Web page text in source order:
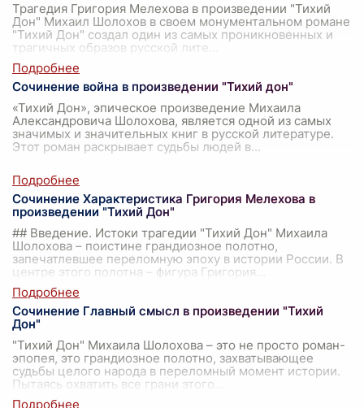
Трагедия Григория Мелехова в произведении "Тихий
Дон" Михаил Шолохов в своем монументальном романе
"Тихий Дон" создал один из самых проникновенных и
трагичных образов русской лите
Сочинение война в произведении "Тихий дон"
«Тихий Дон», эпическое произведение Михаила
Александровича Шолохова, является одной из самых
значимых и значительных книг в русской литературе.
Этот роман раскрывает судьбы людей в...
Сочинение Характеристика Григория Мелехова в
произведении "Тихий Дон"
## Введение. Истоки трагедии "Тихий Дон" Михаила
Шолохова – поистине грандиозное полотно,
запечатлевшее переломную эпоху в истории России. В
центре этого полотна – фигура Григория
Сочинение Главный смысл в произведении "Тихий
Дон"
"Тихий Дон" Михаила Шолохова – это не просто роман-
эпопея, это грандиозное полотно, захватывающее
судьбы целого народа в переломный момент истории.
Пытаясь охватить все грани этого